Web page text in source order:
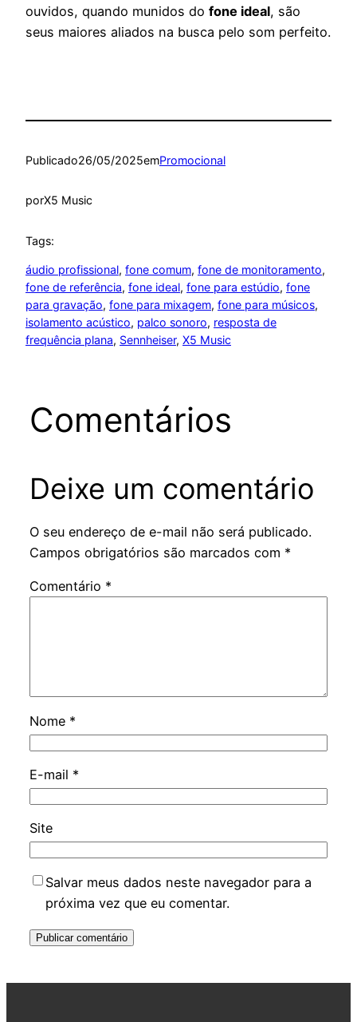
ouvidos, quando munidos do fone ideal, são
seus maiores aliados na busca pelo som perfeito.
Publicado26/05/2025emPromocional
porX5 Music
Tags:
áudio profissional, fone comum, fone de monitoramento
fone de referência, fone ideal, fone para estúdio, fone
para gravação, fone para mixagem, fone para músicos
isolamento acústico, palco sonoro, resposta de
frequência plana, Sennheiser, X5 Music
Comentários
Deixe um comentário
O seu endereço de e-mail não será publicado.
Campos obrigatórios são marcados com *
Comentário *
Nome *
E-mail *
Site
Salvar meus dados neste navegador para a
próxima vez que eu comentar.